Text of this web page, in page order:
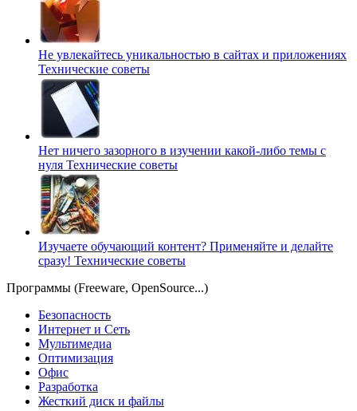
Не увлекайтесь уникальностью в сайтах и приложениях
Технические советы
Нет ничего зазорного в изучении какой-либо темы с
нуля Технические советы
Изучаете обучающий контент? Применяйте и делайте
сразу! Технические советы
Программы (Freeware, OpenSource...)
Безопасность
Интернет и Сеть
Мультимедиа
Оптимизация
Офис
Разработка
Жесткий диск и файлы